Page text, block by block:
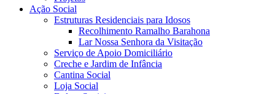
Ação Social
Estruturas Residenciais para Idosos
Recolhimento Ramalho Barahona
Lar Nossa Senhora da Visitação
Serviço de Apoio Domiciliário
Creche e Jardim de Infância
Cantina Social
Loja Social